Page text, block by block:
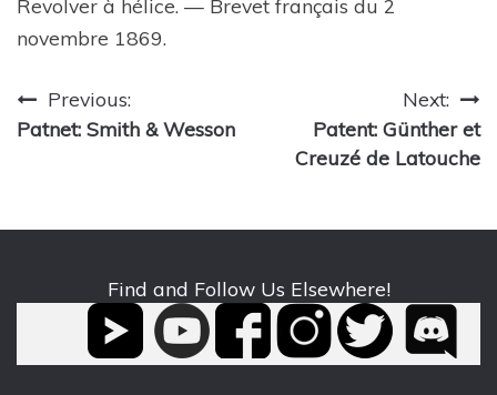
Revolver à hélice. — Brevet français du 2
novembre 1869.
Post
navigation
Previous:
Patnet: Smith & Wesson
Next:
Patent: Günther et
Creuzé de Latouche
Find and Follow Us Elsewhere!